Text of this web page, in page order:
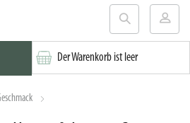
Der Warenkorb ist leer